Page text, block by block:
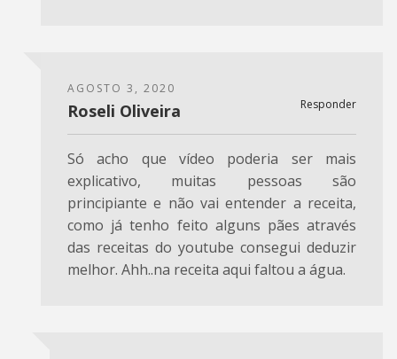
AGOSTO 3, 2020
Responder
Roseli Oliveira
Só acho que vídeo poderia ser mais
explicativo, muitas pessoas são
principiante e não vai entender a receita,
como já tenho feito alguns pães através
das receitas do youtube consegui deduzir
melhor. Ahh..na receita aqui faltou a água.